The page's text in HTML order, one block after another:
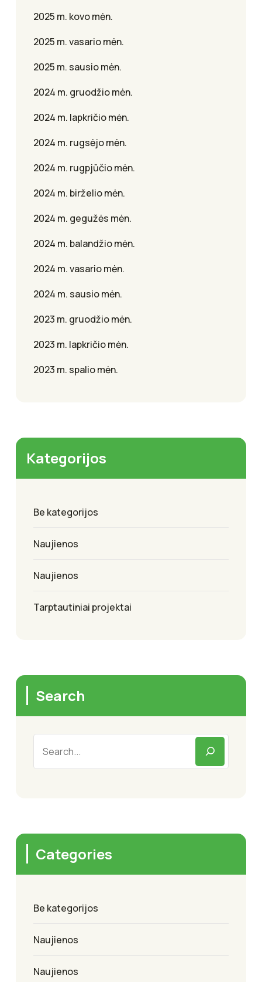
2025 m. kovo mėn.
2025 m. vasario mėn.
2025 m. sausio mėn.
2024 m. gruodžio mėn.
2024 m. lapkričio mėn.
2024 m. rugsėjo mėn.
2024 m. rugpjūčio mėn.
2024 m. birželio mėn.
2024 m. gegužės mėn.
2024 m. balandžio mėn.
2024 m. vasario mėn.
2024 m. sausio mėn.
2023 m. gruodžio mėn.
2023 m. lapkričio mėn.
2023 m. spalio mėn.
Kategorijos
Be kategorijos
Naujienos
Naujienos
Tarptautiniai projektai
Search
Categories
Be kategorijos
Naujienos
Naujienos